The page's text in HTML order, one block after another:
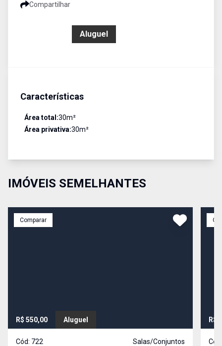
Compartilhar
Aluguel
Características
Área total:30m²
Área privativa:30m²
IMÓVEIS SEMELHANTES
Comparar
R$ 550,00 Aluguel
Cód: 722
Salas/Conjuntos
R$